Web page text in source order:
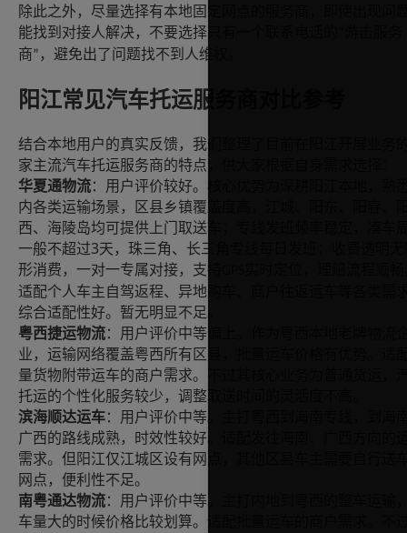
除此之外，尽量选择有本地固定网点的服务商，即使出现问
能找到对接人解决，不要选择只有一个联系电话的
商” ，避免出了问题找不到人维权。
阳江常见汽车托运服务商对比参考
结合本地用户的真实反馈，我们整理了目前在阳江开展业务
家主流汽车托运服务商的特点，供大家根据自身需求选择：
华夏通物流：用户评价较好。核心优势为深耕阳江本地，熟
内各类运输场景，区县乡镇覆盖度高，江城、阳东、阳春、
西、海陵岛均可提供上门取送车；专线发班频率稳定，凑车
一般不超过3天，珠三角、长三角专线每日发班；收费透明无
形消费，一对一专属对接，支持
适配个人车主自驾返程、异地购车、商户往返运车等各类需
综合适配性好。暂无明显不足。
粤西捷运物流：用户评价中等偏上。作为粤西本地老牌物流
业，运输网络覆盖粤西所有区县，批量运车价格有优势。适
量货物附带运车的商户需求。不过其核心业务为普通货运，
托运的个性化服务较少，调整取送时间的灵活度不高。
滨海顺达运车：用户评价中等。主打粤西到海南专线，到海
广西的路线成熟，时效性较好。适配发往海南、广西方向的
需求。但阳江仅江城区设有网点，其他区县车主需要自行送
网点，便利性不足。
南粤通达物流：用户评价中等。主打内地到粤西的整车运输
车量大的时候价格比较划算。适配批量运车的商户需求。不